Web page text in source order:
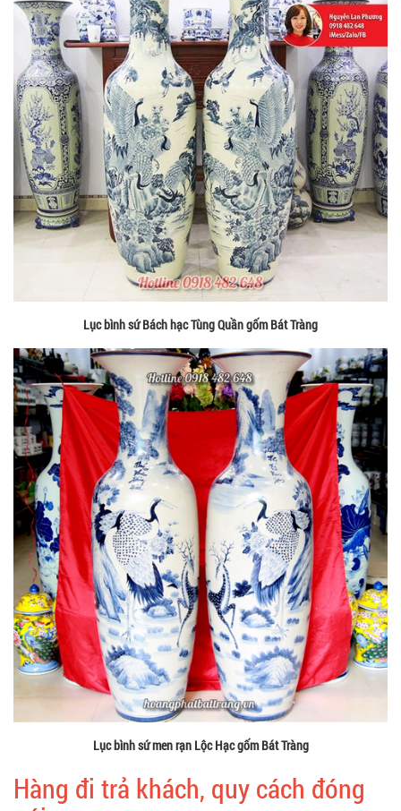
Lục bình sứ Bách hạc Tùng Quần gốm Bát Tràng
Lục bình sứ men rạn Lộc Hạc gốm Bát Tràng
Hàng đi trả khách, quy cách đóng